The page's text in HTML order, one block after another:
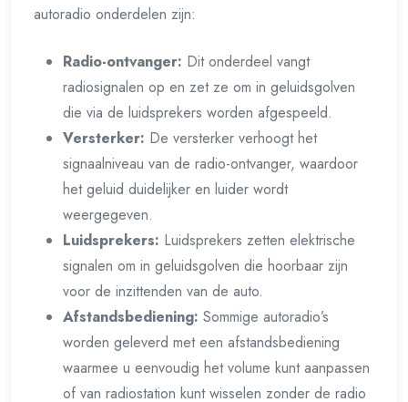
autoradio onderdelen zijn:
Radio-ontvanger: Dit onderdeel vangt
radiosignalen op en zet ze om in geluidsgolven
die via de luidsprekers worden afgespeeld.
Versterker: De versterker verhoogt het
signaalniveau van de radio-ontvanger, waardoor
het geluid duidelijker en luider wordt
weergegeven.
Luidsprekers: Luidsprekers zetten elektrische
signalen om in geluidsgolven die hoorbaar zijn
voor de inzittenden van de auto.
Afstandsbediening: Sommige autoradio’s
worden geleverd met een afstandsbediening
waarmee u eenvoudig het volume kunt aanpassen
of van radiostation kunt wisselen zonder de radio